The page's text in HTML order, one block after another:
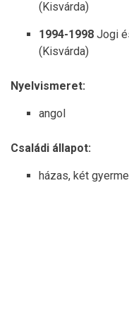
(Kisvárda)
1994-1998 Jogi
(Kisvárda)
Nyelvismeret:
angol
Családi állapot:
házas, két